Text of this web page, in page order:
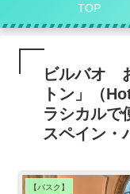
TOP
ビルバオ
トン」（
ラシカルで
スペイン・
【バスク】